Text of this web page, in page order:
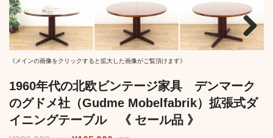
Next
《メインの画像をクリックすると拡大した画像がご覧頂けます》
1960年代の北欧ビンテージ家具 デンマーク
のグドメ社（Gudme Mobelfabrik）拡張式ダ
イニングテーブル 《 セール品 》